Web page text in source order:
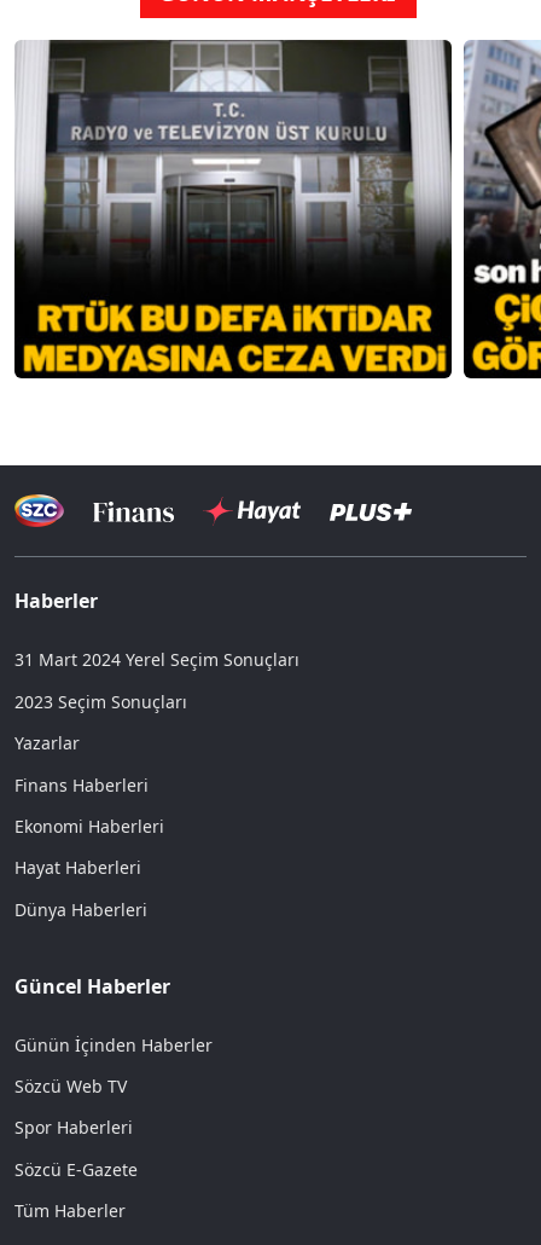
Haberler
31 Mart 2024 Yerel Seçim Sonuçları
2023 Seçim Sonuçları
Yazarlar
Finans Haberleri
Ekonomi Haberleri
Hayat Haberleri
Dünya Haberleri
Güncel Haberler
Günün İçinden Haberler
Sözcü Web TV
Spor Haberleri
Sözcü E-Gazete
Tüm Haberler